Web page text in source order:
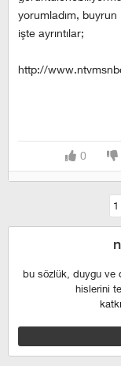
yorumladım, buyrun
işte ayrıntılar;
http://
0
bu sözlük, duygu ve
hislerini